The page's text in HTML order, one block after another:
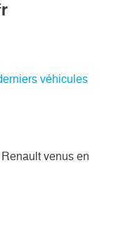
véhicules
venus en